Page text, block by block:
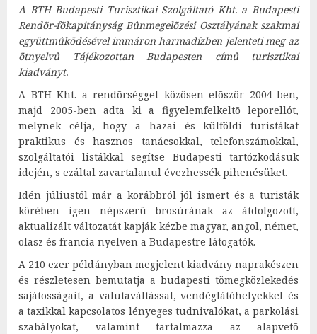
A BTH Budapesti Turisztikai Szolgáltató Kht. a Budapesti
Rendõr-fõkapitányság Bûnmegelõzési Osztályának szakmai
együttmûködésével immáron harmadízben jelenteti meg az
ötnyelvû Tájékozottan Budapesten címû turisztikai
kiadványt.
A BTH Kht. a rendõrséggel közösen elõször 2004-ben,
majd 2005-ben adta ki a figyelemfelkeltõ leporellót,
melynek célja, hogy a hazai és külföldi turistákat
praktikus és hasznos tanácsokkal, telefonszámokkal,
szolgáltatói listákkal segítse Budapesti tartózkodásuk
idején, s ezáltal zavartalanul évezhessék pihenésüket.
Idén júliustól már a korábbról jól ismert és a turisták
körében igen népszerû brosúrának az átdolgozott,
aktualizált változatát kapják kézbe magyar, angol, német,
olasz és francia nyelven a Budapestre látogatók.
A 210 ezer példányban megjelent kiadvány naprakészen
és részletesen bemutatja a budapesti tömegközlekedés
sajátosságait, a valutaváltással, vendéglátóhelyekkel és
a taxikkal kapcsolatos lényeges tudnivalókat, a parkolási
szabályokat, valamint tartalmazza az alapvetõ